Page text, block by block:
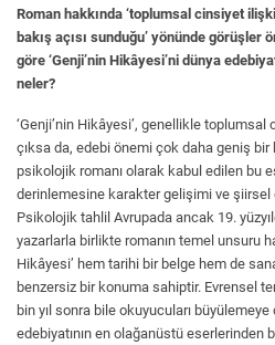
Roman hakkında ‘toplumsal cinsiyet
bakış açısı sunduğu’ yönünde görüşler
göre ‘Genji’nin Hikâyesi’ni dünya
neler?
‘Genji’nin Hikâyesi’, genellikle
çıksa da, edebi önemi çok daha geniş
psikolojik romanı olarak kabul edilen bu
derinlemesine karakter gelişimi ve
Psikolojik tahlil Avrupada ancak 19.
yazarlarla birlikte romanın temel unsuru
Hikâyesi’ hem tarihi bir belge hem de
benzersiz bir konuma sahiptir. Evrensel
bin yıl sonra bile okuyucuları
edebiyatının en olağanüstü eserlerinden